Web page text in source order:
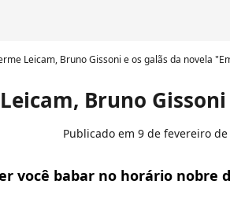
Leicam, Bruno Gissoni e os galãs da novela
Bruno
Publicado em 9 de fevereiro de
você babar no horário nobre